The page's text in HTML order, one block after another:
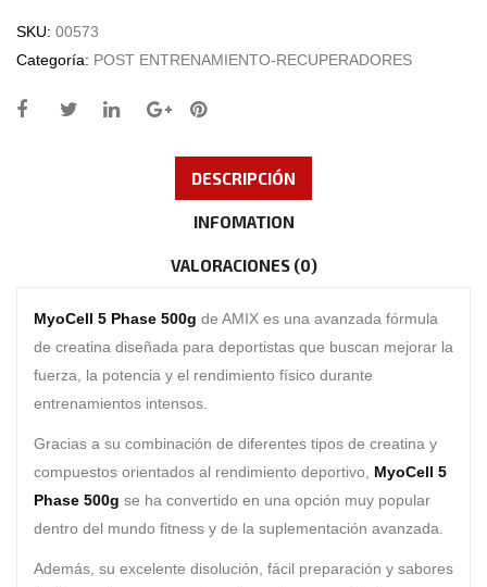
SKU: 00573
Categoría: POST ENTRENAMIENTO-RECUPERADORES
DESCRIPCIÓN
INFOMATION
VALORACIONES (0)
MyoCell 5 Phase 500g de AMIX es una avanzada fórmula
de creatina diseñada para deportistas que buscan mejorar la
fuerza, la potencia y el rendimiento físico durante
entrenamientos intensos.
Gracias a su combinación de diferentes tipos de creatina y
compuestos orientados al rendimiento deportivo, MyoCell 5
Phase 500g se ha convertido en una opción muy popular
dentro del mundo fitness y de la suplementación avanzada.
Además, su excelente disolución, fácil preparación y sabores